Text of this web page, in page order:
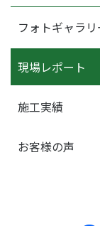
フォトギャラリ
現場レポート
施工実績
お客様の声